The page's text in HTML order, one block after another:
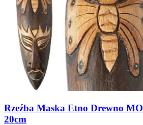
Rzeźba Maska Etno Drewno
20cm